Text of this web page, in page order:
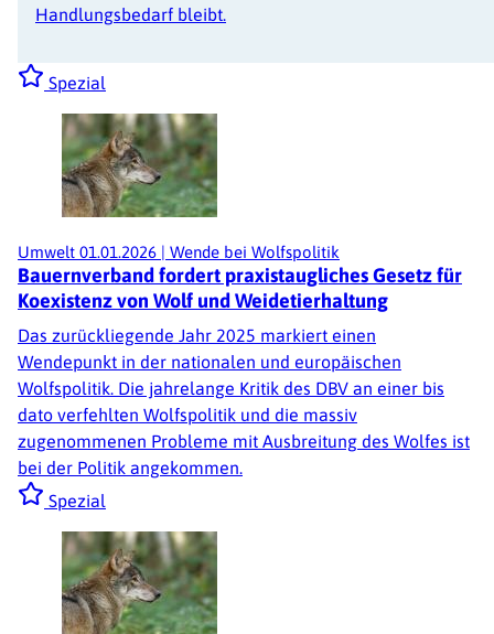
Handlungsbedarf bleibt.
Spezial
Umwelt 01.01.2026 | Wende bei Wolfspolitik
Bauernverband fordert praxistaugliches Gesetz für
Koexistenz von Wolf und Weidetierhaltung
Das zurückliegende Jahr 2025 markiert einen
Wendepunkt in der nationalen und europäischen
Wolfspolitik. Die jahrelange Kritik des DBV an einer bis
dato verfehlten Wolfspolitik und die massiv
zugenommenen Probleme mit Ausbreitung des Wolfes ist
bei der Politik angekommen.
Spezial